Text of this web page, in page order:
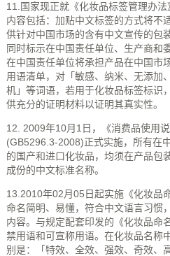
11.国家现正就《化妆品标签管理办
内容包括：加贴中文标签的方式将不
供针对中国市场的含有中文宣传的包
同时标示在中国责任单位、生产商和
在中国责任单位将承担产品在中国市
用语清单，对「敏感、纳米、无添加
机」等词语，若用于化妆品标签标识
供充分的证明材料以证明其真实性。
12. 2009年10月1日，《消费品使用
(GB5296.3-2008)正式实施，所有在
的国产和进口化妆品，均须在产品包
成份的中文标准名称。
13.2010年02月05日起实施《化妆品
命名简明、易懂，符合中文语言习惯
内容。与规定配套印发的《化妆品命
禁用语和可宣称用语。在化妆品名称
别是：「特效、全效、强效、奇效、